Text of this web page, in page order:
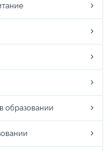
образовании